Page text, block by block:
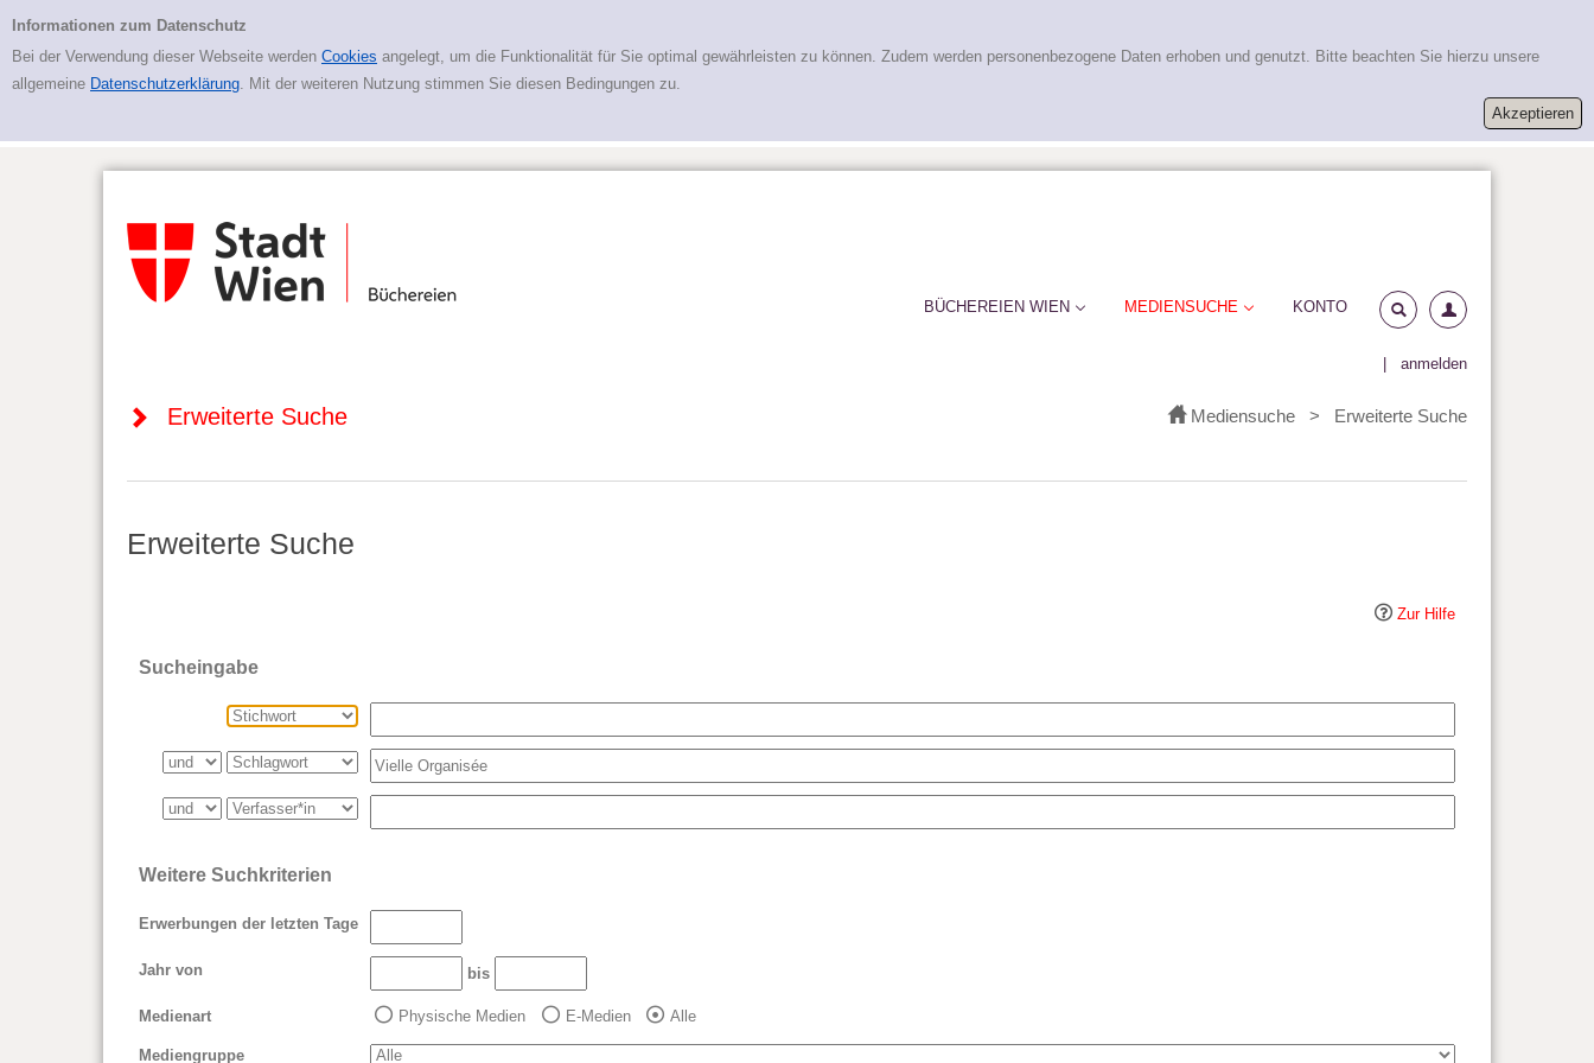
Erweiterte Suche
Informationen zum Datenschutz
Bei der Verwendung dieser Webseite werden Cookies angelegt, um die Funktionalität für Sie optimal gewährleisten zu können. Zudem werden personenbezogene Daten erhoben und genutzt. Bitte beachten Sie hierzu unsere
allgemeine Datenschutzerklärung. Mit der weiteren Nutzung stimmen Sie diesen Bedingungen zu.
anmelden
BÜCHEREIEN WIEN MEDIENSUCHE KONTO
Erweiterte Suche Mediensuche > Erweiterte Suche
Erweiterte Suche
Zur Hilfe
Sucheingabe
Weitere Suchkriterien
Erwerbungen der letzten Tage
Jahr von bis
Medienart Physische Medien E-Medien Alle
Mediengruppe